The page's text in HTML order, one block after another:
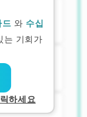
와 수십
는 기회가
하세요